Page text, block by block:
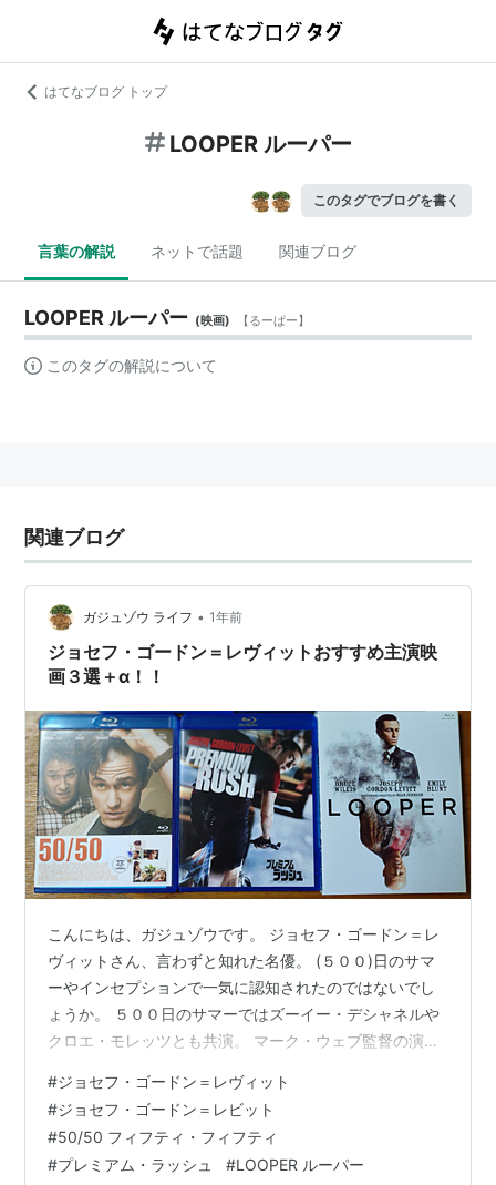
はてなブログ トップ
LOOPER ルーパー
このタグでブログを書く
言葉の解説 ネットで話題 関連ブログ
LOOPER ルーパー (映画) 【るーぱー】
このタグの解説について
関連ブログ
ガジュゾウ ライフ • 1年前
ジョセフ・ゴードン＝レヴィットおすすめ主演映
画３選＋α！！
こんにちは、ガジュゾウです。 ジョセフ・ゴードン＝レ
ヴィットさん、言わずと知れた名優。 (５００)日のサマ
ーやインセプションで一気に認知されたのではないでし
ょうか。 ５００日のサマーではズーイー・デシャネルや
クロエ・モレッツとも共演。 マーク・ウェブ監督の演出
人公レオナルド・ディカプリオの頼れるフォロー役とし
て活躍していました。この頃の若いトム・ハーディもイ
イですね。 ということで、 今回はジョセフ・ゴードン＝
レビットおすすめ主演映画を紹介します。 （（５００）
#ジョセフ・ゴードン＝レヴィット
#ジョセフ・ゴードン＝レビット
#50/50 フィフティ・フィフティ
#プレミアム・ラッシュ #LOOPER ルーパー